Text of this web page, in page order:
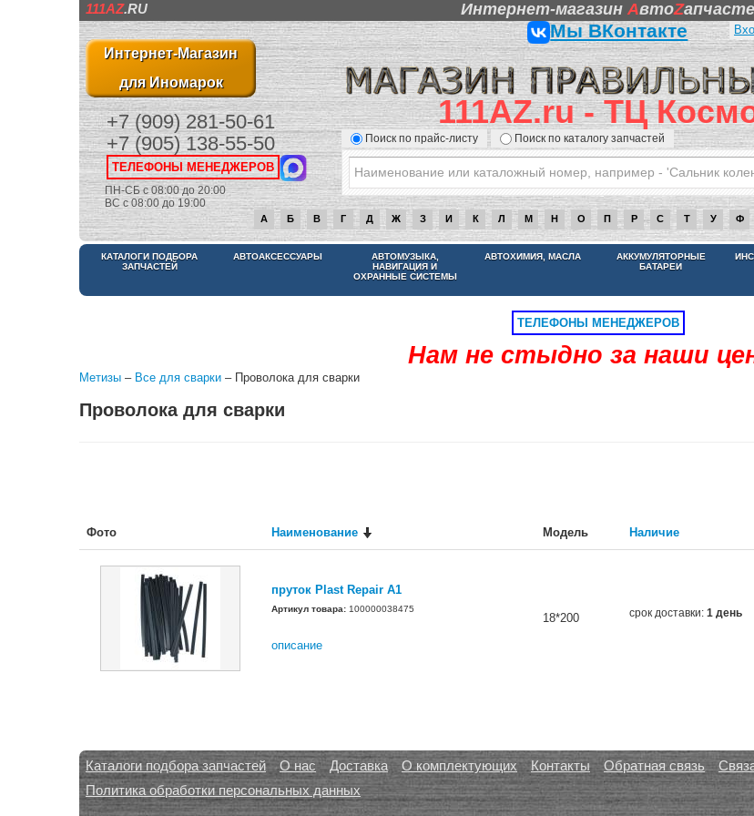
111AZ.RU Интернет-магазинAвтоZ
Интернет-Магазин
для Иномарок
+7 (909) 281-50-61
+7 (905) 138-55-50
ТЕЛЕФОНЫ МЕНЕДЖЕРОВ
ПН-СБ с 08:00 до 20:00
ВС с 08:00 до 19:00
Мы ВКонтакте
111AZ.ru - ТЦ
Поиск по прайс-листу Поиск по каталогу запчастей
А Б В Г Д Ж З И К Л М Н О П Р С Т У Ф
НАМ НЕ СТЫДНО ЗА НАШИ ЦЕНЫ
КАТАЛОГИ ПОДБОРА
ЗАПЧАСТЕЙ
АВТОАКСЕССУАРЫ
АВТОМУЗЫКА,
НАВИГАЦИЯ И
ОХРАННЫЕ СИСТЕМЫ
АВТОХИМИЯ, МАСЛА
АККУМУЛЯТОРНЫЕ
БАТАРЕИ
ТЕЛЕФОНЫ МЕНЕДЖЕРОВ
Нам не стыдно за наши
Метизы – Все для сварки – Проволока для сварки
Проволока для сварки
Фото Наименование Модель Наличие
пруток Plast Repair A1
Артикул товара: 100000038475
описание
18*200 срок доставки: 1 день
Каталоги подбора запчастей О нас Доставка О комплектующих Контакты Обратная связь
Политика обработки персональных данных